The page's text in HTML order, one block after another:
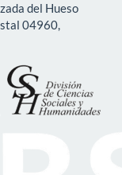
del Hueso
04960,